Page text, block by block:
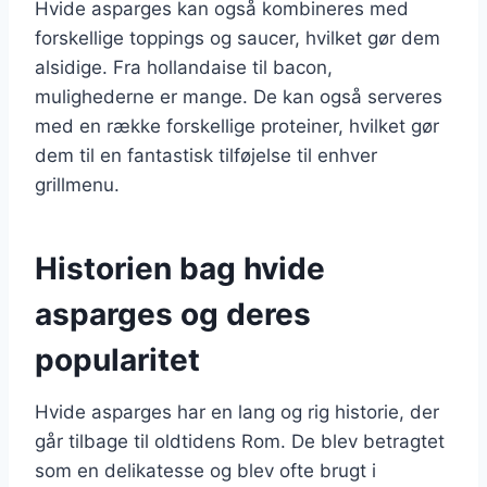
Hvide asparges kan også kombineres med
forskellige toppings og saucer, hvilket gør dem
alsidige. Fra hollandaise til bacon,
mulighederne er mange. De kan også serveres
med en række forskellige proteiner, hvilket gør
dem til en fantastisk tilføjelse til enhver
grillmenu.
Historien bag hvide
asparges og deres
popularitet
Hvide asparges har en lang og rig historie, der
går tilbage til oldtidens Rom. De blev betragtet
som en delikatesse og blev ofte brugt i